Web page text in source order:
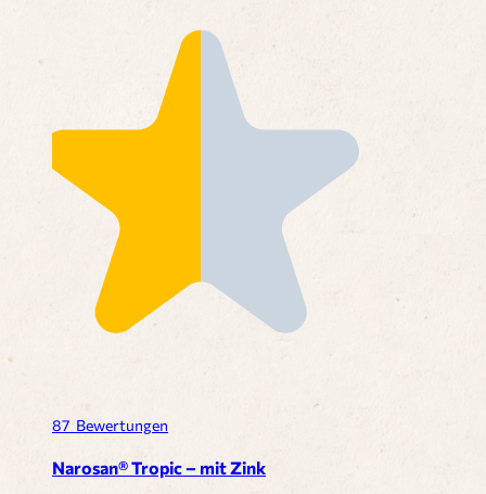
87 Bewertungen
Narosan® Tropic – mit Zink